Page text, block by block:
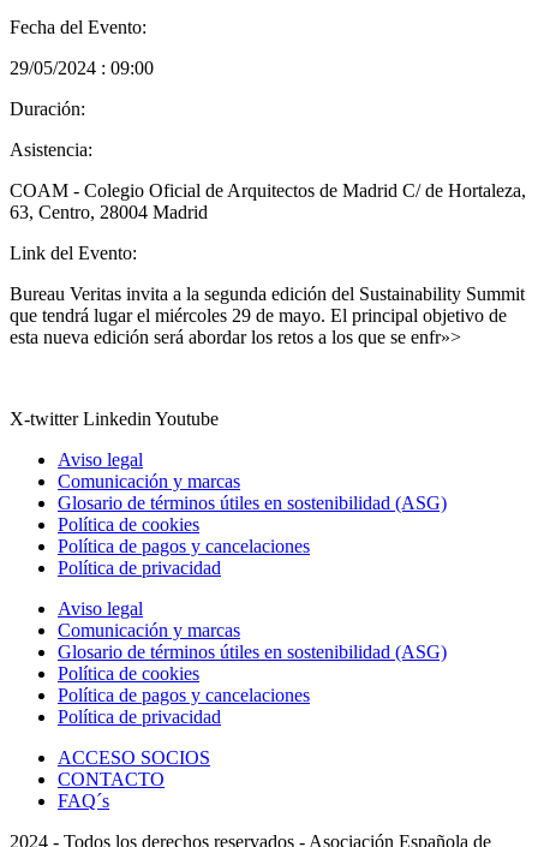
Fecha del Evento:
29/05/2024 : 09:00
Duración:
Asistencia:
COAM - Colegio Oficial de Arquitectos de Madrid C/ de Hortaleza,
63, Centro, 28004 Madrid
Link del Evento:
Bureau Veritas invita a la segunda edición del Sustainability Summit
que tendrá lugar el miércoles 29 de mayo. El principal objetivo de
esta nueva edición será abordar los retos a los que se enfr»>
X-twitter Linkedin Youtube
Aviso legal
Comunicación y marcas
Glosario de términos útiles en sostenibilidad (ASG)
Política de cookies
Política de pagos y cancelaciones
Política de privacidad
Aviso legal
Comunicación y marcas
Glosario de términos útiles en sostenibilidad (ASG)
Política de cookies
Política de pagos y cancelaciones
Política de privacidad
ACCESO SOCIOS
CONTACTO
FAQ´s
2024 - Todos los derechos reservados - Asociación Española de